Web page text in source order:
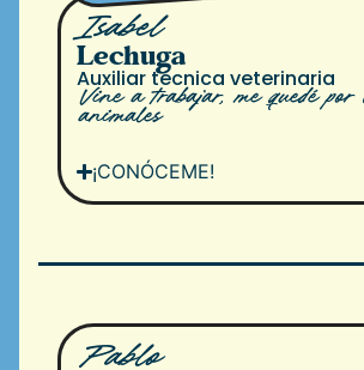
Isabel
Lechuga
Auxiliar técnica veterinaria
Vine a trabajar, me quedé por
animales
¡CONÓCEME!
Pablo